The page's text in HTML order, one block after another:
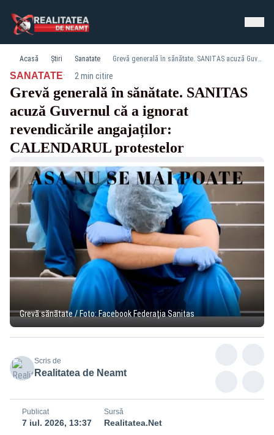
Acasă Știri Sanatate Grevă generală în sănătate. SANITAS acuză Guvernul că a ignorat revendicările angajaților: CALENDARUL protestelor
SANATATE· 2 min citire
Grevă generală în sănătate. SANITAS
acuză Guvernul că a ignorat
revendicările angajaților:
CALENDARUL protestelor
Grevă sănătate / Foto: Facebook Federația Sanitas
Scris de
Realitatea de Neamt
Publicat
7 iul. 2026, 13:37
Sursă
Realitatea.Net